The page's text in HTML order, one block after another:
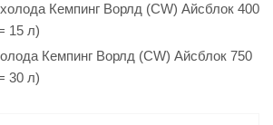
Кемпинг Ворлд (CW) Айсблок 400
15 л)
Кемпинг Ворлд (CW) Айсблок 750
30 л)